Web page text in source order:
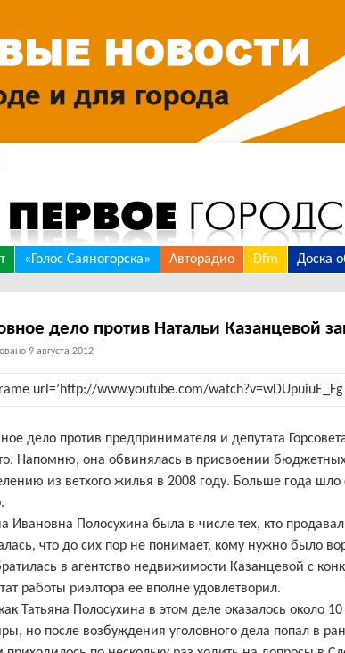
«Голос Саяногорска» Авторадио Dfm Доска
***
дело против Натальи Казанцевой
9 августа 2012
url=’http://www.youtube.com/
дело против предпринимателя и депутата
Напомню, она обвинялась в присвоении
из ветхого жилья в 2008 году. Больше года шло
Ивановна Полосухина была в числе тех, кто
что до сих пор не понимает, кому нужно было
в агентство недвижимости Казанцевой с
работы риэлтора ее вполне удовлетворил.
как Татьяна Полосухина в этом деле оказалось около
но после возбуждения уголовного дела попал в